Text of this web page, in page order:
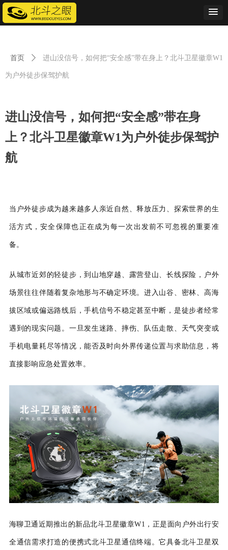
进山没信号，如何把“安全感”带在身
上？北斗卫星徽章W1为户外徒步保驾护
航
当户外徒步成为越来越多人亲近自然、释放压力、探索世界的生
活方式，安全保障也正在成为每一次出发前不可忽视的重要准
备。
从城市近郊的轻徒步，到山地穿越、露营登山、长线探险，户外
场景往往伴随着复杂地形与不确定环境。进入山谷、密林、高海
拔区域或偏远路线后，手机信号不稳定甚至中断，是徒步者经常
遇到的现实问题。一旦发生迷路、摔伤、队伍走散、天气突变或
手机电量耗尽等情况，能否及时向外界传递位置与求助信息，将
直接影响应急处置效率。
海聊卫通近期推出的新品北斗卫星徽章W1 ，正是面向户外出行安
全通信需求打造的便携式北斗卫星通信终端。它具备北斗卫星双
首页 ꄲ 进山没信号，如何把“安全感”带在身上？北斗卫星徽章W1
为户外徒步保驾护航